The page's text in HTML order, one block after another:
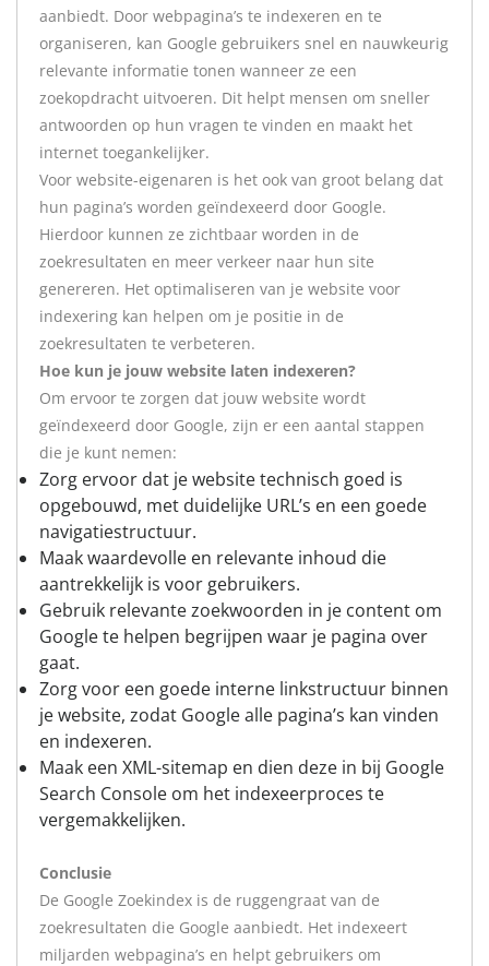
aanbiedt. Door webpagina’s te indexeren en te
organiseren, kan Google gebruikers snel en nauwkeurig
relevante informatie tonen wanneer ze een
zoekopdracht uitvoeren. Dit helpt mensen om sneller
antwoorden op hun vragen te vinden en maakt het
internet toegankelijker.
Voor website-eigenaren is het ook van groot belang dat
hun pagina’s worden geïndexeerd door Google.
Hierdoor kunnen ze zichtbaar worden in de
zoekresultaten en meer verkeer naar hun site
genereren. Het optimaliseren van je website voor
indexering kan helpen om je positie in de
zoekresultaten te verbeteren.
Hoe kun je jouw website laten indexeren?
Om ervoor te zorgen dat jouw website wordt
geïndexeerd door Google, zijn er een aantal stappen
die je kunt nemen:
Zorg ervoor dat je website technisch goed is
opgebouwd, met duidelijke URL’s en een goede
navigatiestructuur.
Maak waardevolle en relevante inhoud die
aantrekkelijk is voor gebruikers.
Gebruik relevante zoekwoorden in je content om
Google te helpen begrijpen waar je pagina over
gaat.
Zorg voor een goede interne linkstructuur binnen
je website, zodat Google alle pagina’s kan vinden
en indexeren.
Maak een XML-sitemap en dien deze in bij Google
Search Console om het indexeerproces te
vergemakkelijken.
Conclusie
De Google Zoekindex is de ruggengraat van de
zoekresultaten die Google aanbiedt. Het indexeert
miljarden webpagina’s en helpt gebruikers om